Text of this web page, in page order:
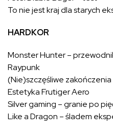
To nie jest kraj dla starych
HARDKOR
Monster Hunter –
Raypunk
(Nie)szczęśliwe zakończenia
Estetyka Frutiger Aero
Silver gaming – granie po
Like a Dragon – śladem